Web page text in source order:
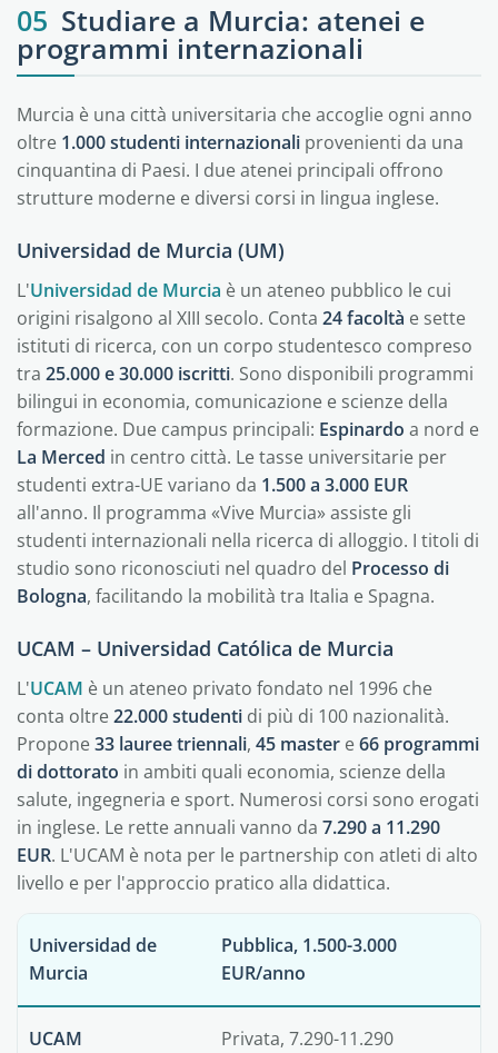
05 Studiare a Murcia: atenei e
programmi internazionali
Murcia è una città universitaria che accoglie ogni anno
oltre 1.000 studenti internazionali provenienti da una
cinquantina di Paesi. I due atenei principali offrono
strutture moderne e diversi corsi in lingua inglese.
Universidad de Murcia (UM)
L'Universidad de Murcia è un ateneo pubblico le cui
origini risalgono al XIII secolo. Conta 24 facoltà e sette
istituti di ricerca, con un corpo studentesco compreso
tra 25.000 e 30.000 iscritti. Sono disponibili programmi
bilingui in economia, comunicazione e scienze della
formazione. Due campus principali: Espinardo a nord e
La Merced in centro città. Le tasse universitarie per
studenti extra-UE variano da 1.500 a 3.000 EUR
all'anno. Il programma «Vive Murcia» assiste gli
studenti internazionali nella ricerca di alloggio. I titoli di
studio sono riconosciuti nel quadro del Processo di
Bologna, facilitando la mobilità tra Italia e Spagna.
UCAM – Universidad Católica de Murcia
L'UCAM è un ateneo privato fondato nel 1996 che
conta oltre22.000 studenti di più di 100 nazionalità.
Propone33 lauree triennali, 45 master e66 programmi
di dottorato in ambiti quali economia, scienze della
salute, ingegneria e sport. Numerosi corsi sono erogati
in inglese. Le rette annuali vanno da 7.290 a 11.290
EUR. L'UCAM è nota per le partnership con atleti di alto
livello e per l'approccio pratico alla didattica.
Universidad de
Murcia
Pubblica, 1.500-3.000
EUR/anno
UCAM
Privata, 7.290-11.290